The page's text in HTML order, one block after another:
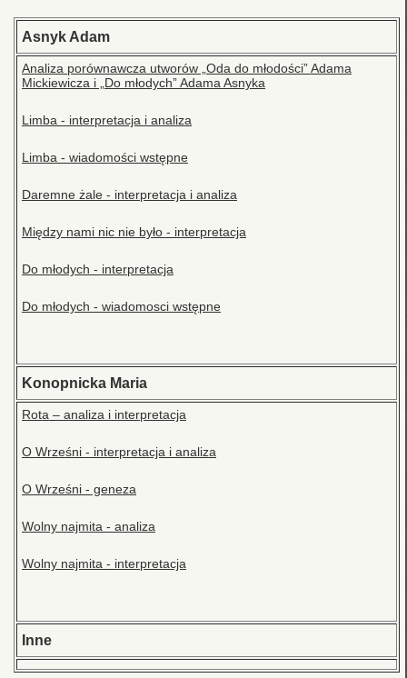
Asnyk Adam
Analiza porównawcza utworów „Oda do młodości” Adama
Mickiewicza i „Do młodych” Adama Asnyka
Limba - interpretacja i analiza
Limba - wiadomości wstępne
Daremne żale - interpretacja i analiza
Między nami nic nie było - interpretacja
Do młodych - interpretacja
Do młodych - wiadomosci wstępne
Konopnicka Maria
Rota – analiza i interpretacja
O Wrześni - interpretacja i analiza
O Wrześni - geneza
Wolny najmita - analiza
Wolny najmita - interpretacja
Inne